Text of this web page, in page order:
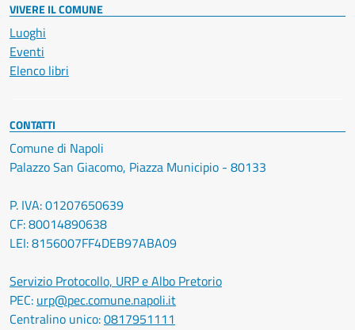
VIVERE IL COMUNE
Luoghi
Eventi
Elenco libri
CONTATTI
Comune di Napoli
Palazzo San Giacomo, Piazza Municipio - 80133
P. IVA: 01207650639
CF: 80014890638
LEI: 8156007FF4DEB97ABA09
Servizio Protocollo, URP e Albo Pretorio
PEC: urp@pec.comune.napoli.it
Centralino unico:0817951111